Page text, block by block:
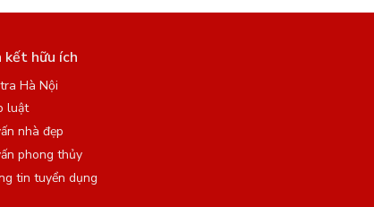
kết hữu ích
Hà Nội
luật
nhà đẹp
phong thủy
tin tuyển dụng